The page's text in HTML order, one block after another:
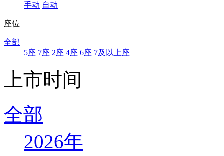
手动 自动
座位
全部
5座 7座 2座 4座 6座 7及以上座
上市时间
全部
2026年